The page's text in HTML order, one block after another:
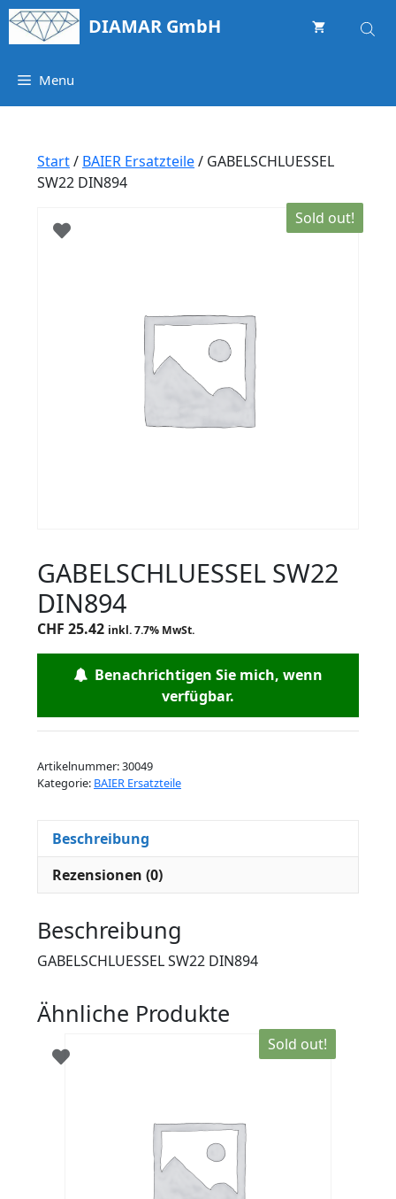
Springe
zum
DIAMAR GmbH
Menu
Start/ BAIER Ersatzteile/ GABELSCHLUESSEL
SW22 DIN894
Sold out!
GABELSCHLUESSEL SW22
DIN894
CHF 25.42 inkl. 7.7% MwSt.
Benachrichtigen Sie mich, wenn
verfügbar.
Artikelnummer:30049
Kategorie: BAIER Ersatzteile
Beschreibung
Rezensionen (0)
Beschreibung
GABELSCHLUESSEL SW22 DIN894
Ähnliche Produkte
Sold out!